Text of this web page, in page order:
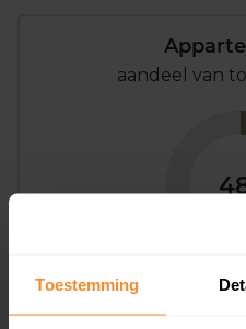
Toestemming
aandeel van